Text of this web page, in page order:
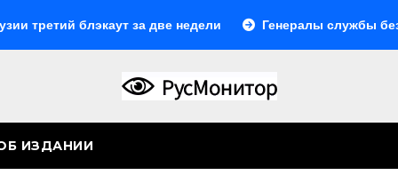
блэкаут за две недели Генералы службы без тыла
ИЗДАНИИ